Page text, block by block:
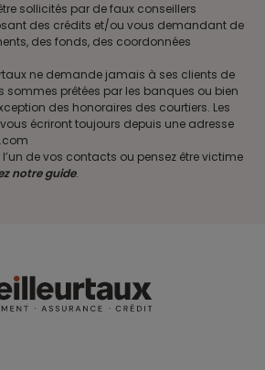
sollicités par de faux conseillers
des crédits et/ou vous demandant de
des fonds, des coordonnées
ne demande jamais à ses clients de
sommes prêtées par les banques ou bien
des honoraires des courtiers. Les
écriront toujours depuis une adresse
de vos contacts ou pensez être victime
notre guide.